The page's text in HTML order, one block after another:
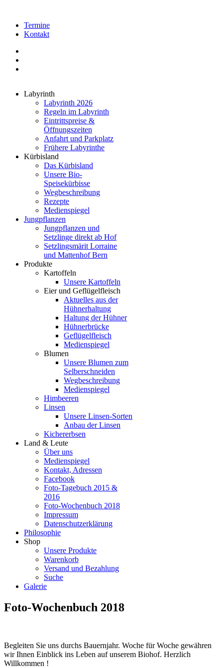
Termine
Kontakt
Labyrinth
Labyrinth 2026
Regeln im Labyrinth
Eintrittspreise &
Öffnungszeiten
Anfahrt und Parkplatz
Frühere Labyrinthe
Kürbisland
Das Kürbisland
Unsere Bio-
Speisekürbisse
Wegbeschreibung
Rezepte
Medienspiegel
Jungpflanzen
Jungpflanzen und
Setzlinge direkt ab Hof
Setzlingsmärit Lorraine
und Mattenhof Bern
Produkte
Kartoffeln
Unsere Kartoffeln
Eier und Geflügelfleisch
Aktuelles aus der
Hühnerhaltung
Haltung der Hühner
Hühnerbrücke
Geflügelfleisch
Medienspiegel
Blumen
Unsere Blumen zum
Selberschneiden
Wegbeschreibung
Medienspiegel
Himbeeren
Linsen
Unsere Linsen-Sorten
Anbau der Linsen
Kichererbsen
Land & Leute
Über uns
Medienspiegel
Kontakt, Adressen
Facebook
Foto-Tagebuch 2015 &
2016
Foto-Wochenbuch 2018
Impressum
Datenschutzerklärung
Philosophie
Shop
Unsere Produkte
Warenkorb
Versand und Bezahlung
Suche
Galerie
Foto-Wochenbuch 2018
Begleiten Sie uns durchs Bauernjahr. Woche für Woche gewähren
wir Ihnen Einblick ins Leben auf unserem Biohof. Herzlich
Willkommen !